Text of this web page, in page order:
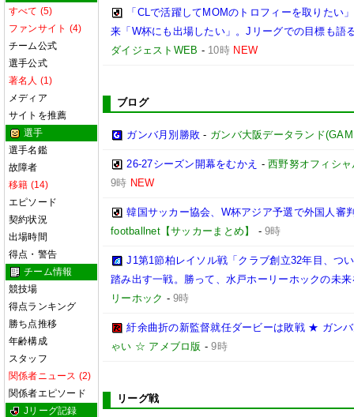
すべて (5)
ファンサイト (4)
チーム公式
選手公式
著名人 (1)
メディア
サイトを推薦
選手
選手名鑑
故障者
移籍 (14)
エピソード
契約状況
出場時間
得点・警告
チーム情報
競技場
得点ランキング
勝ち点推移
年齢構成
スタッフ
関係者ニュース (2)
関係者エピソード
Jリーグ記録
「CLで活躍してMOMのトロフィーを取りたい
来「W杯にも出場したい」。Jリーグでの目標も語
ダイジェストWEB - 10時 NEW
ブログ
ガンバ月別勝敗 - ガンバ大阪データランド
26-27シーズン開幕をむかえ -西野努オフィシ
9時 NEW
韓国サッカー協会、W杯アジア予選で外国人
footballnet【サッカーまとめ】
-9時
J1第1節柏レイソル戦「クラブ創立32年目、つ
踏み出す一戦。勝って、水戸ホーリーホックの未
リーホック -9時
紆余曲折の新監督就任ダービーは敗戦 ★ ガン
ゃい ☆ アメブロ版 -9時
リーグ戦